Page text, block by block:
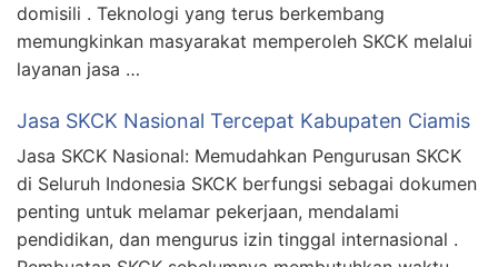
domisili . Teknologi yang terus berkembang
memungkinkan masyarakat memperoleh SKCK melalui
layanan jasa …
Jasa SKCK Nasional Tercepat Kabupaten Ciamis
Jasa SKCK Nasional: Memudahkan Pengurusan SKCK
di Seluruh Indonesia SKCK berfungsi sebagai dokumen
penting untuk melamar pekerjaan, mendalami
pendidikan, dan mengurus izin tinggal internasional .